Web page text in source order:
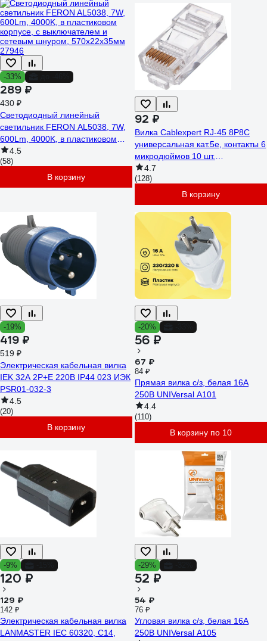
-33%
289 ₽
430 ₽
Светодиодный линейный
светильник FERON AL5038, 7W,
600Lm, 4000K, в пластиковом
корпусе, с выключателем и
сетевым шнуром, 570х22х35мм
4.5
(58)
В корзину
92 ₽
Вилка Cablexpert RJ-45 8P8C
универсальная кат.5e, контакты 6
микродюймов 10 шт.
PLUG3UP6/10
4.7
(128)
В корзину
-19%
419 ₽
519 ₽
Электрическая кабельная вилка
IEK 32А 2P+E 220В IP44 023 ИЭК
PSR01-032-3
4.5
(20)
В корзину
-20%
56 ₽
67 ₽
84 ₽
Прямая вилка с/з, белая 16А
250В UNIVersal А101
4.4
(110)
В корзину по 10
-9%
120 ₽
129 ₽
142 ₽
Электрическая кабельная вилка
LANMASTER IEC 60320, C14,
-29%
52 ₽
54 ₽
76 ₽
Угловая вилка с/з, белая 16А
250В UNIVersal А105